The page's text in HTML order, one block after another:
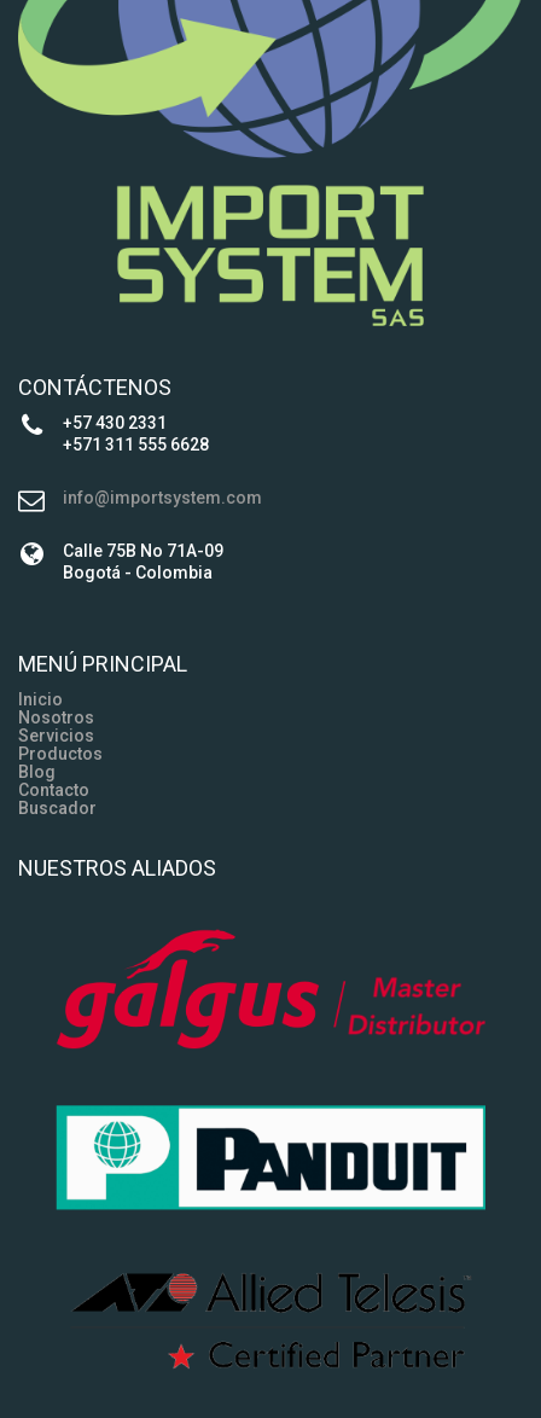
CONTÁCTENOS
+57 430 2331
+571 311 555 6628
info@importsystem.com
Calle 75B No 71A-09
Bogotá - Colombia
MENÚ PRINCIPAL
Inicio
Nosotros
Servicios
Productos
Blog
Contacto
Buscador
NUESTROS ALIADOS